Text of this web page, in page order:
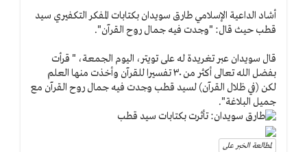
أشاد الداعية الإسلامي طارق سويدان بكتابات المفكر التكفيري سيد
قطب حيث قال: "وجدت فيه جمال روح القرآن".
قال سويدان عبر تغريدة له على تويتر، اليوم الجمعة، " قرأت
بفضل الله تعالى أكثر من ٣٠ تفسيرا للقرآن وأخذت منها العلم
لكن (في ظلال القرآن) لسيد قطب وجدت فيه جمال روح القرآن مع
جميل البلاغة".
لمطالعة الخبر على